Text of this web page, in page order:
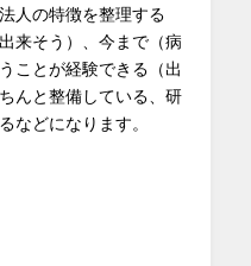
人の特徴を整理する
来そう）、今まで（病
ことが経験できる（出
んと整備している、研
などになります。